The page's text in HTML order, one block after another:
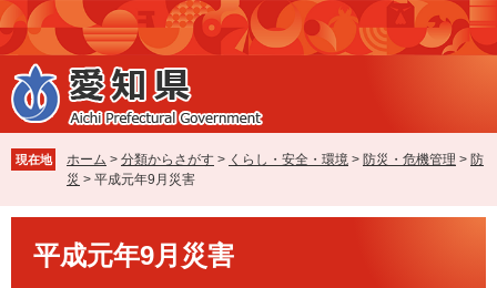
ペ
ー
ジ
の
先
で
す
メ
ニ
ュ
ー
を
ば
し
本
現在地 ホーム > 分類からさがす > くらし・安全・環境 > 防災・危機管理 > 防
災 > 平成元年9月災害
平成元年9月災害